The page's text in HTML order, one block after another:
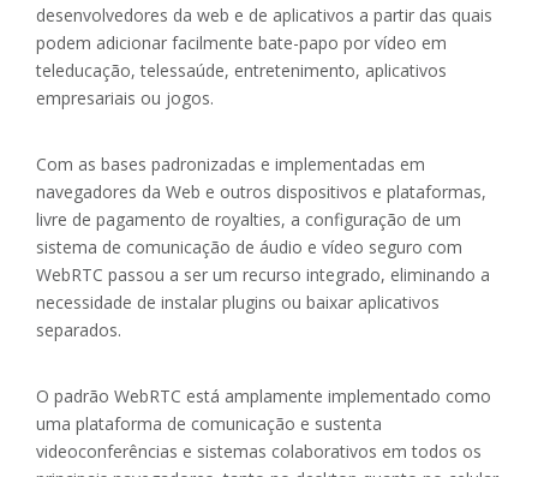
desenvolvedores da web e de aplicativos a partir das quais
podem adicionar facilmente bate-papo por vídeo em
teleducação, telessaúde, entretenimento, aplicativos
empresariais ou jogos.
Com as bases padronizadas e implementadas em
navegadores da Web e outros dispositivos e plataformas,
livre de pagamento de royalties, a configuração de um
sistema de comunicação de áudio e vídeo seguro com
WebRTC passou a ser um recurso integrado, eliminando a
necessidade de instalar plugins ou baixar aplicativos
separados.
O padrão WebRTC está amplamente implementado como
uma plataforma de comunicação e sustenta
videoconferências e sistemas colaborativos em todos os